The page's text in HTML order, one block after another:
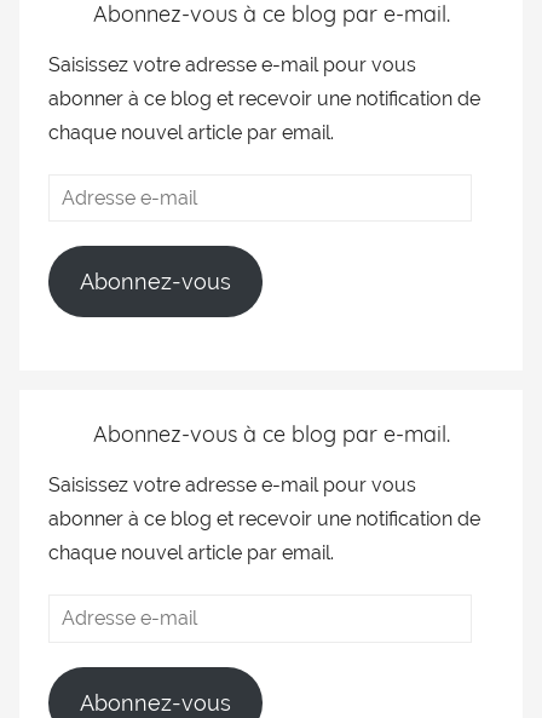
Abonnez-vous à ce blog par e-mail.
Saisissez votre adresse e-mail pour vous
abonner à ce blog et recevoir une notification de
chaque nouvel article par email.
Abonnez-vous
Abonnez-vous à ce blog par e-mail.
Saisissez votre adresse e-mail pour vous
abonner à ce blog et recevoir une notification de
chaque nouvel article par email.
Abonnez-vous